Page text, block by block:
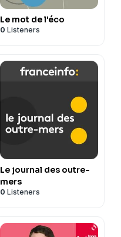
Le mot de l'éco
0 Listeners
Le journal des outre-
mers
0 Listeners